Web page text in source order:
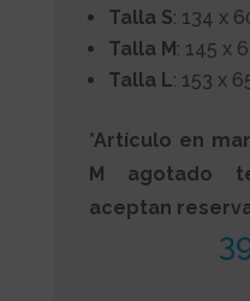
Talla S: 134 x
Talla M: 145 x
Talla L: 153 x
*Artículo en
M agotado
aceptan